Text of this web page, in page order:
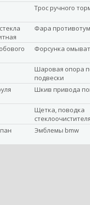
Трос ручного
Фара
Форсунка
Шаровая опора
подвески
Шкив привода
Щетка, поводка
стеклоочистителя
Эмблемы bmw